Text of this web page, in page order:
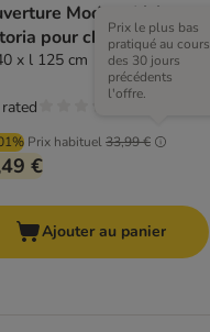
Modern Living
pour chien
x l 125 cm
Prix habituel33,99 €
Prix le plus bas
pratiqué au cours
des 30 jours
précédents
l'offre.
€
Ajouter au panier